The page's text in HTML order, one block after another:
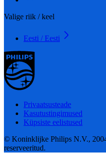
Valige riik / keel
Eesti / Eesti
Privaatsusteade
Kasutustingimused
Küpsiste eelistused
© Koninklijke Philips N.V.,
reserveeritud.